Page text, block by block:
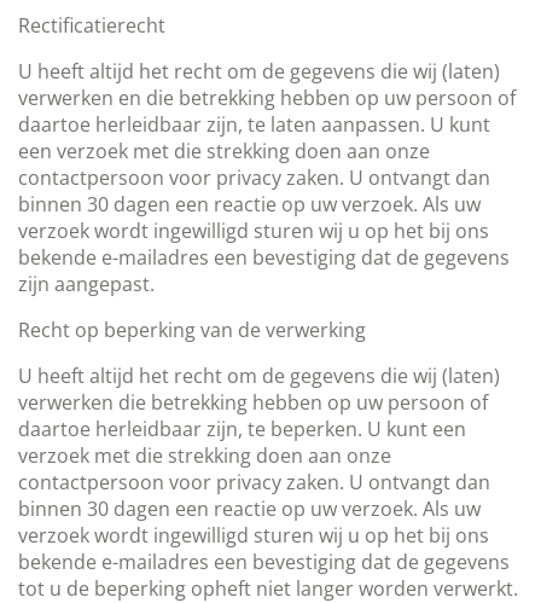
Rectificatierecht
U heeft altijd het recht om de gegevens die wij (laten)
verwerken en die betrekking hebben op uw persoon of
daartoe herleidbaar zijn, te laten aanpassen. U kunt
een verzoek met die strekking doen aan onze
contactpersoon voor privacy zaken. U ontvangt dan
binnen 30 dagen een reactie op uw verzoek. Als uw
verzoek wordt ingewilligd sturen wij u op het bij ons
bekende e-mailadres een bevestiging dat de gegevens
zijn aangepast.
Recht op beperking van de verwerking
U heeft altijd het recht om de gegevens die wij (laten)
verwerken die betrekking hebben op uw persoon of
daartoe herleidbaar zijn, te beperken. U kunt een
verzoek met die strekking doen aan onze
contactpersoon voor privacy zaken. U ontvangt dan
binnen 30 dagen een reactie op uw verzoek. Als uw
verzoek wordt ingewilligd sturen wij u op het bij ons
bekende e-mailadres een bevestiging dat de gegevens
tot u de beperking opheft niet langer worden verwerkt.